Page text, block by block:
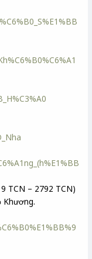
TCN – 2792 TCN)
Khương.